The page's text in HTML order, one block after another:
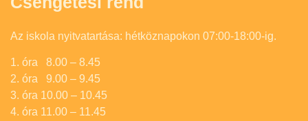
Az iskola nyitvatartása: hétköznapokon 07:00-18:00-ig.
1. óra 8.00 – 8.45
2. óra 9.00 – 9.45
3. óra 10.00 – 10.45
4. óra 11.00 – 11.45